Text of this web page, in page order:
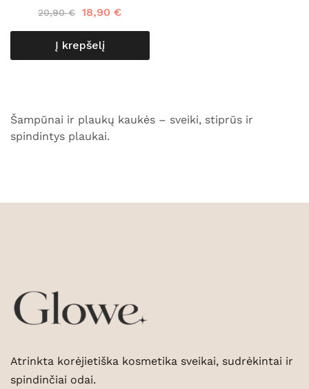
20,90€ 18,90€
Į krepšelį
Šampūnai ir plaukų kaukės – sveiki, stiprūs ir
spindintys plaukai.
Atrinkta korėjietiška kosmetika sveikai, sudrėkintai ir
spindinčiai odai.